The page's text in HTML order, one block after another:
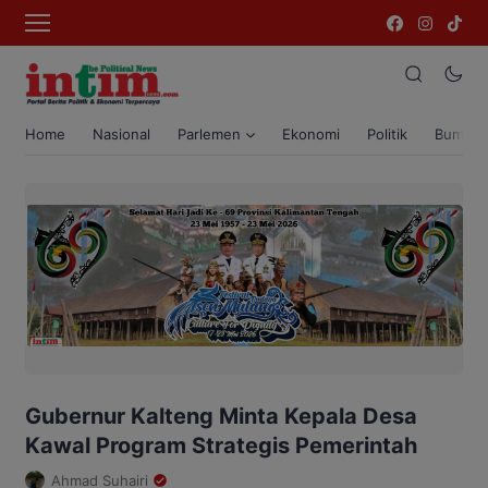
Home Nasional Parlemen Ekonomi Politik Bumi
Gubernur Kalteng Minta Kepala Desa
Kawal Program Strategis Pemerintah
Ahmad Suhairi